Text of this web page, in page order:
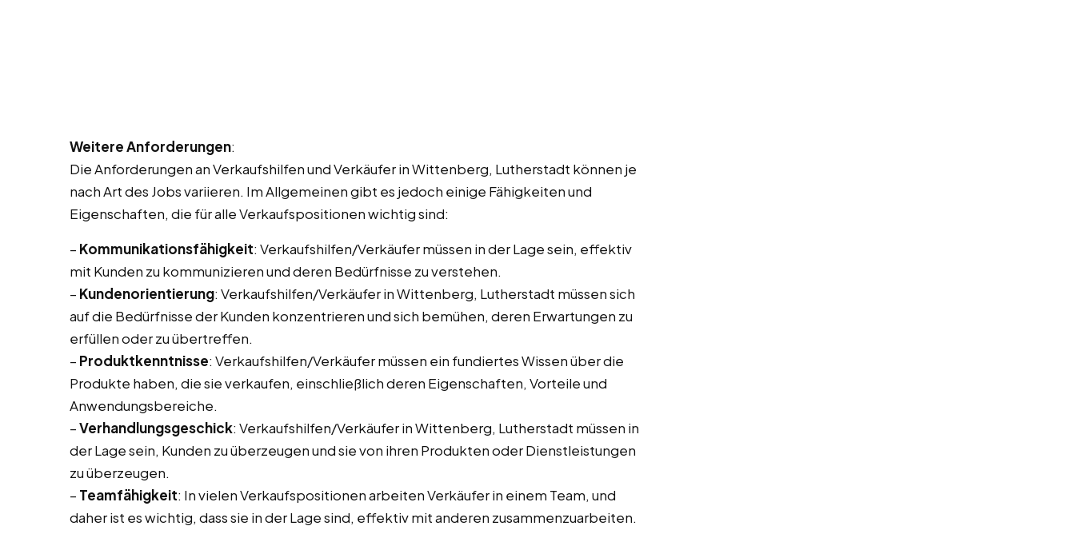
Weitere Anforderungen:
Die Anforderungen an Verkaufshilfen und Verkäufer in Wittenberg, Lutherstadt können je
nach Art des Jobs variieren. Im Allgemeinen gibt es jedoch einige Fähigkeiten und
Eigenschaften, die für alle Verkaufspositionen wichtig sind:
– Kommunikationsfähigkeit: Verkaufshilfen/Verkäufer müssen in der Lage sein, effektiv
mit Kunden zu kommunizieren und deren Bedürfnisse zu verstehen.
– Kundenorientierung: Verkaufshilfen/Verkäufer in Wittenberg, Lutherstadt müssen sich
auf die Bedürfnisse der Kunden konzentrieren und sich bemühen, deren Erwartungen zu
erfüllen oder zu übertreffen.
– Produktkenntnisse: Verkaufshilfen/Verkäufer müssen ein fundiertes Wissen über die
Produkte haben, die sie verkaufen, einschließlich deren Eigenschaften, Vorteile und
Anwendungsbereiche.
–Verhandlungsgeschick: Verkaufshilfen/Verkäufer in Wittenberg, Lutherstadt müssen in
der Lage sein, Kunden zu überzeugen und sie von ihren Produkten oder Dienstleistungen
zu überzeugen.
– Teamfähigkeit: In vielen Verkaufspositionen arbeiten Verkäufer in einem Team, und
daher ist es wichtig, dass sie in der Lage sind, effektiv mit anderen zusammenzuarbeiten.